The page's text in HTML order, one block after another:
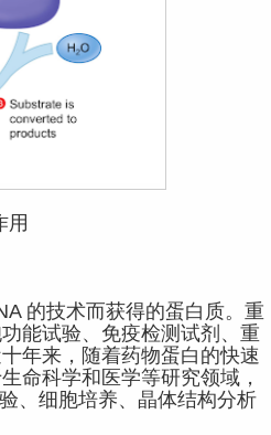
的技术而获得的蛋白质。重
能试验、免疫检测试剂、重
年来，随着药物蛋白的快速
命科学和医学等研究领域，
、细胞培养、晶体结构分析